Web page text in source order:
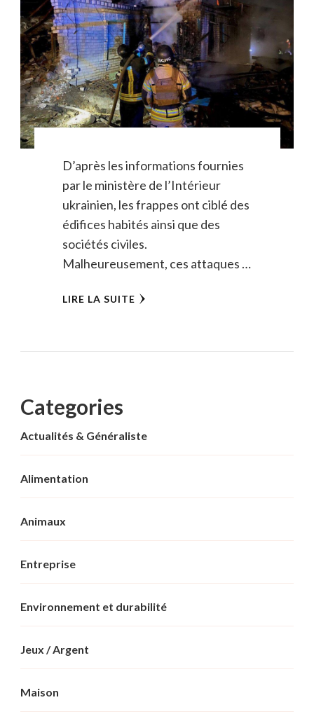
D’après les informations fournies
par le ministère de l’Intérieur
ukrainien, les frappes ont ciblé des
édifices habités ainsi que des
sociétés civiles.
Malheureusement, ces attaques …
LIRE LA SUITE
Categories
Actualités & Généraliste
Alimentation
Animaux
Entreprise
Environnement et durabilité
Jeux / Argent
Maison